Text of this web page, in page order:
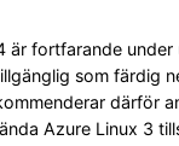
är fortfarande
som färdig
därför
Azure Linux 3